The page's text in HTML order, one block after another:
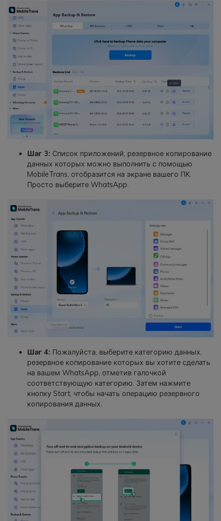
Шаг 3: Список приложений, резервное копирование
данных которых можно выполнить с помощью
MobileTrans, отобразится на экране вашего ПК.
Просто выберите WhatsApp.
Шаг 4: Пожалуйста, выберите категорию данных,
резервное копирование которых вы хотите сделать
на вашем WhatsApp, отметив галочкой
соответствующую категорию. Затем нажмите
кнопку Start, чтобы начать операцию резервного
копирования данных.